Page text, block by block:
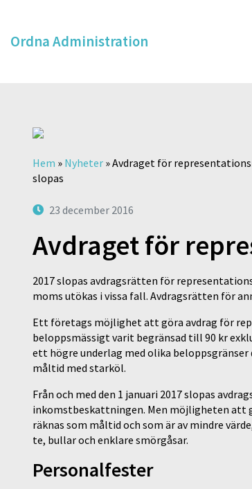
Ordna Administration
Hem » Nyheter »Avdraget för
slopas
23 december 2016
Avdraget för
2017 slopas avdragsrätten för
moms utökas i vissa fall. Avdragsrätten för
Ett företags möjlighet att göra avdrag för
beloppsmässigt varit begränsad till 90 kr
ett högre underlag med olika
måltid med starköl.
Från och med den 1 januari 2017 slopas
inkomstbeskattningen. Men möjligheten att
räknas som måltid och som är av mindre
te, bullar och enklare smörgåsar.
Personalfester